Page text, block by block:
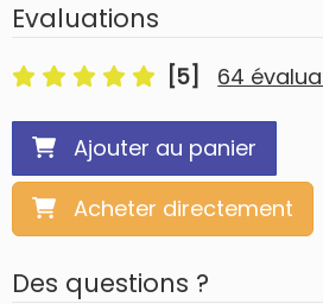
Evaluations
[5] 64
Ajouter au panier
Acheter directement
Des questions ?